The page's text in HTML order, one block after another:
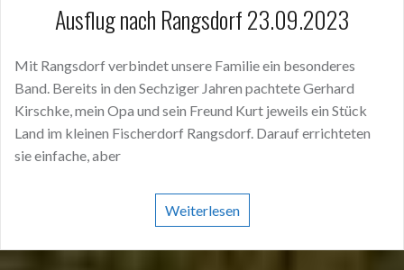
Ausflug nach Rangsdorf 23.09.2023
Mit Rangsdorf verbindet unsere Familie ein besonderes
Band. Bereits in den Sechziger Jahren pachtete Gerhard
Kirschke, mein Opa und sein Freund Kurt jeweils ein Stück
Land im kleinen Fischerdorf Rangsdorf. Darauf errichteten
sie einfache, aber
Weiterlesen